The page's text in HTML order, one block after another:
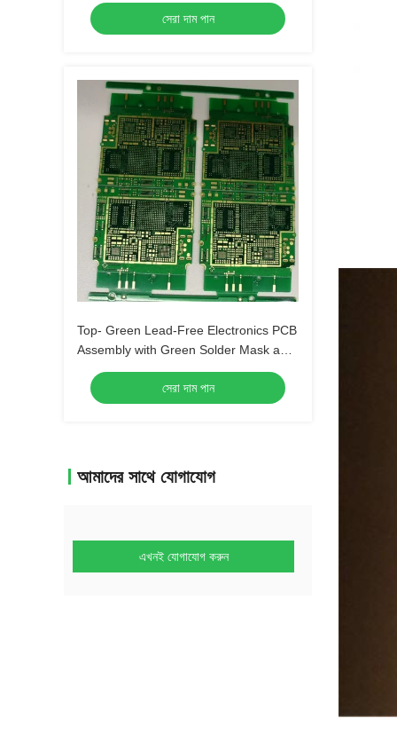
সেরা দাম পান
Top- Green Lead-Free Electronics PCB
Assembly with Green Solder Mask and
Biggest Panel Size 610mm*508mm
সেরা দাম পান
আমাদের সাথে যোগাযোগ
এখনই যোগাযোগ করুন